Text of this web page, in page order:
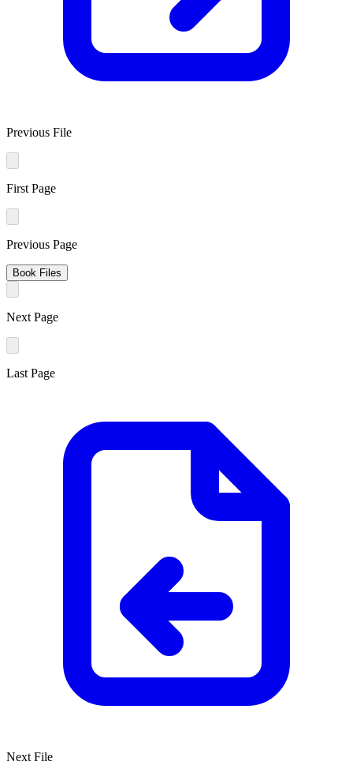
Previous File
First Page
Previous Page
Book Files
Next Page
Last Page
Next File